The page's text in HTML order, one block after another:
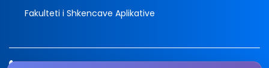
Fakulteti i Shkencave Aplikative